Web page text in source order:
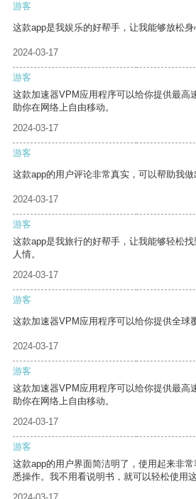
游客
这款app是我娱乐的好帮手，让我能够放松身
2024-03-17
游客
这款加速器VPM应用程序可以给你提供最高
助你在网络上自由移动。
2024-03-17
游客
这款app的用户评论非常真实，可以帮助我做
2024-03-17
游客
这款app是我旅行的好帮手，让我能够轻松
人情。
2024-03-17
游客
这款加速器VPM应用程序可以给你提供全球
2024-03-17
游客
这款加速器VPM应用程序可以给你提供最高
助你在网络上自由移动。
2024-03-17
游客
这款app的用户界面简洁明了，使用起来非
悉操作。我不用看说明书，就可以轻松使用这